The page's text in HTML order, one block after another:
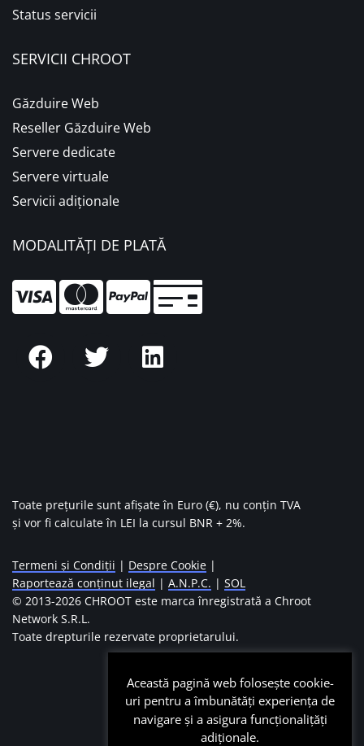
Status servicii
SERVICII CHROOT
Găzduire Web
Reseller Găzduire Web
Servere dedicate
Servere virtuale
Servicii adiționale
MODALITĂȚI DE PLATĂ
Toate prețurile sunt afișate în Euro (€), nu conțin TVA
și vor fi calculate în LEI la cursul BNR + 2%.
Termeni și Condiții | Despre Cookie |
Raportează conținut ilegal | A.N.P.C. | SOL
© 2013-2026 CHROOT este marca înregistrată a Chroot
Network S.R.L.
Toate drepturile rezervate proprietarului.
Această pagină web folosește cookie-
uri pentru a îmbunătăți experiența de
navigare și a asigura funcționalițăți
adiționale.